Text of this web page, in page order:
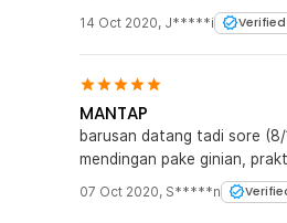
14 Oct 2020, J*****i
MANTAP
barusan datang tadi sore (8/
mendingan pake ginian,
07 Oct 2020, S*****n